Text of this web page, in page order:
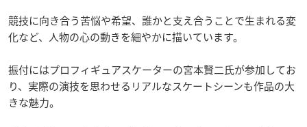
競技に向き合う苦悩や希望、誰かと支え合うことで生まれる変
化など、人物の心の動きを細やかに描いています。
振付にはプロフィギュアスケーターの宮本賢二氏が参加してお
り、実際の演技を思わせるリアルなスケートシーンも作品の大
きな魅力。